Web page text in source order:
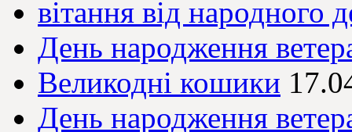
вітання від народного
День народження
Великодні кошики
День народження